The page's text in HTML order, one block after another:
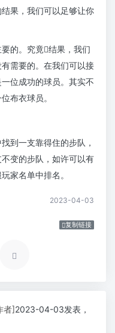
果，我们可以足够让你
的。究竟结果，我们
需要的。在我们可以接
位成功的球员。其实不
布衣球员。
到一支靠得住的步队，
变的步队，如许可以有
家名单中排名。
2023-04-03
复制链接
者]2023-04-03发表，